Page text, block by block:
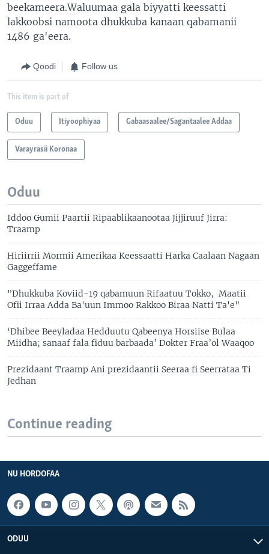
beekameera.Waluumaa gala biyyatti keessatti
lakkoobsi namoota dhukkuba kanaan qabamanii
1486 ga'eera.
Qoodi Follow us
This item is part of
Oduu Itiyoophiyaa Gabaasaalee/Sagantaalee Addaa
Varayrasii Koronaa
Oduu
Iddoo Gumii Paartii Ripaablikaanootaa Jijjiruuf Jirra:
Traamp
Hiriirrii Mormii Amerikaa Keessaatti Harka Caalaan Nagaan
Gaggeffame
"Dhukkuba Koviid-19 qabamuun Rifaatuu Tokko, Maatii
Ofii Irraa Adda Ba'uun Immoo Rakkoo Biraa Natti Ta'e"
‘Dhibee Beeyladaa Hedduutu Qabeenya Horsiise Bulaa
Miidha; sanaaf fala fiduu barbaada’ Dokter Fraa’ol Waaqoo
Prezidaant Traamp Ani prezidaantii Seeraa fi Seerrataa Ti
Jedhan
Continue reading
NU HORDOFAA
ODUU